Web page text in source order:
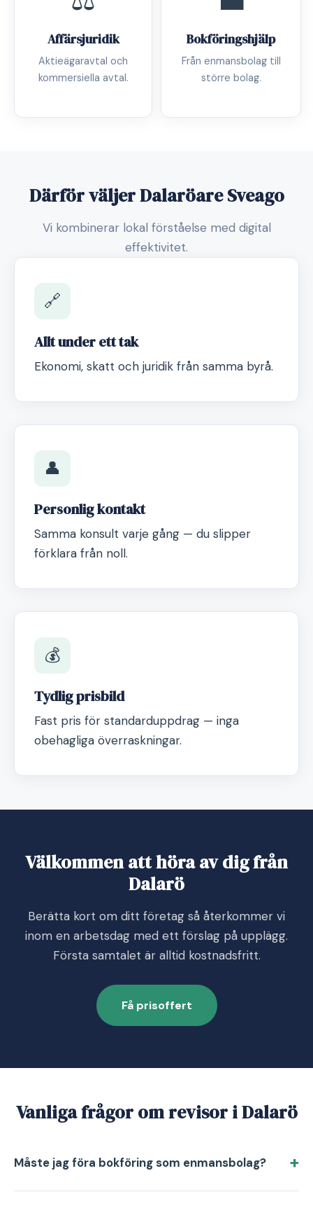
Affärsjuridik
Aktieägaravtal och
kommersiella avtal.
Bokföringshjälp
Från enmansbolag till
större bolag.
Därför väljer Dalaröare Sveago
Vi kombinerar lokal förståelse med digital
effektivitet.
🔗
Allt under ett tak
Ekonomi, skatt och juridik från samma byrå.
👤
Personlig kontakt
Samma konsult varje gång — du slipper
förklara från noll.
💰
Tydlig prisbild
Fast pris för standarduppdrag — inga
obehagliga överraskningar.
Välkommen att höra av dig från
Dalarö
Berätta kort om ditt företag så återkommer vi
inom en arbetsdag med ett förslag på upplägg.
Första samtalet är alltid kostnadsfritt.
Få prisoffert
Vanliga frågor om revisor i Dalarö
Måste jag föra bokföring som enmansbolag?